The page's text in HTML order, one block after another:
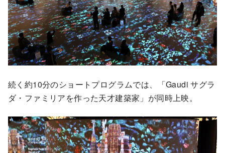
続く約10分のショートプログラムでは、「Gaudi サグラ
ダ・ファミリアを作った天才建築家」が同時上映。